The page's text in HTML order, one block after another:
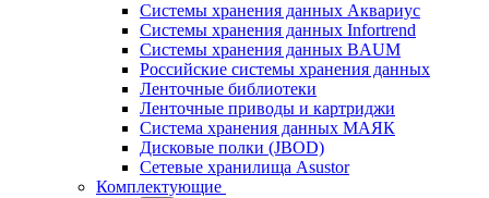
Системы хранения данных Аквариус
Системы хранения данных Infortrend
Системы хранения данных BAUM
Российские системы хранения данных
Ленточные библиотеки
Ленточные приводы и картриджи
Система хранения данных МАЯК
Дисковые полки (JBOD)
Сетевые хранилища Asustor
Комплектующие